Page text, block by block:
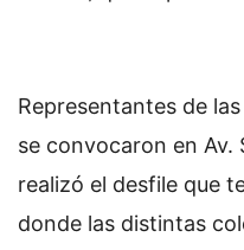
Representantes de
se convocaron en Av.
realizó el desfile que
donde las distintas